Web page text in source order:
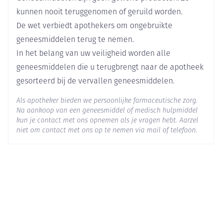
als u een ernstig hart- of leverprobleem heeft.
als u onlangs een hersenberoerte of hartaanval
heeft gehad of als u een lage bloeddruk heeft.
als u bepaalde zeldzame erfelijke oogziekten heeft
(zoals retinitis pigmentosa).
als u ooit gezichtsverlies heeft vertoond door niet
door atheromatose veroorzaakte voorste
ischemische optische neuropathie (NAION).
Verpakking
Actieve
Ingrediënten
Behoud Kamertemperatuur (15°C - 25°C)
kunnen nooit teruggenomen of geruild worden.
De wet verbiedt apothekers om ongebruikte
geneesmiddelen terug te nemen.
In het belang van uw veiligheid worden alle
geneesmiddelen die u terugbrengt naar de apotheek
gesorteerd bij de vervallen geneesmiddelen.
Als apotheker bieden we persoonlijke farmaceutische zorg.
Na aankoop van een geneesmiddel of medisch hulpmiddel
kun je contact met ons opnemen als je vragen hebt. Aarzel
niet om contact met ons op te nemen via mail of telefoon.